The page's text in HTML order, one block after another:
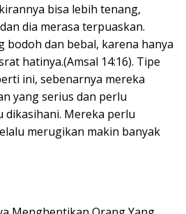
bisa lebih tenang,
dia merasa terpuaskan.
bodoh dan bebal, karena hanya
hatinya.(Amsal 14:16). Tipe
ini, sebenarnya mereka
yang serius dan perlu
Mereka perlu
merugikan makin banyak